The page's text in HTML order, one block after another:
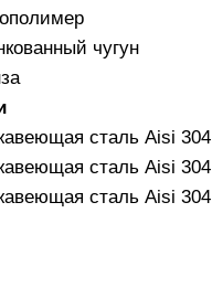
чугун
сталь Aisi 304
сталь Aisi 304
сталь Aisi 304